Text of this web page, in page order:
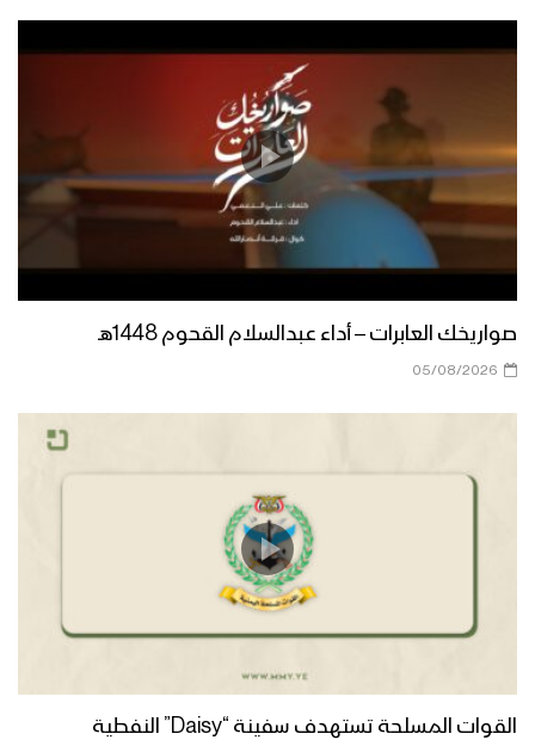
صواريخك العابرات – أداء عبدالسلام القحوم 1448هـ
05/08/2026
القوات المسلحة تستهدف سفينة “Daisy” النفطية